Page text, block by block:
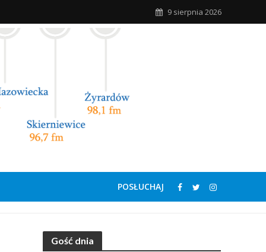
9 sierpnia 2026
POSŁUCHAJ
Gość dnia